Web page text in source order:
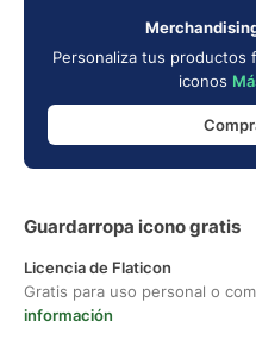
Personaliza tus productos
iconos
Guardarropa icono gratis
Licencia de Flaticon
Gratis para uso personal o
información